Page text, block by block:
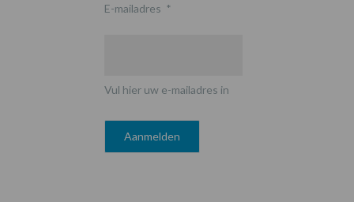
E-mailadres *
Vul hier uw e-mailadres in